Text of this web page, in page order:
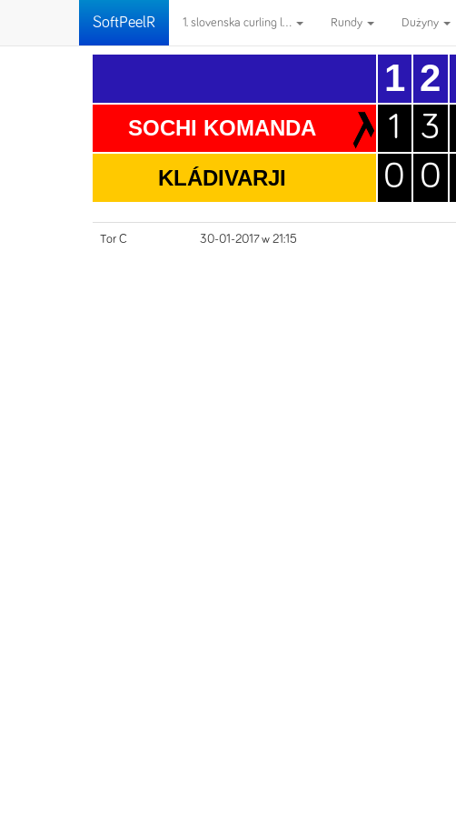
SoftPeelR 1. slovenska curling l... Rundy Dużyny
SOCHI KOMANDA
KLÁDIVARJI
1
1
0
2
3
0
Tor C 30-01-2017 w 21:15